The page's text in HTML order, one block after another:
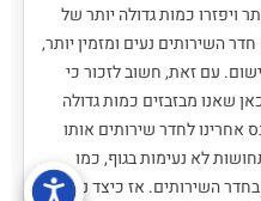
ויפזרו כמות גדולה יותר של
השירותים נעים ומזמין יותר,
עם זאת, חשוב לזכור כי
שאנו מבזבזים כמות גדולה
אחרינו לחדר שירותים אותו
לא נעימות בגוף, כמו
השירותים. אז כיצד נטהר